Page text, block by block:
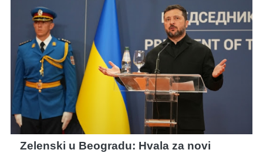
Zelenski u Beogradu: Hvala za novi